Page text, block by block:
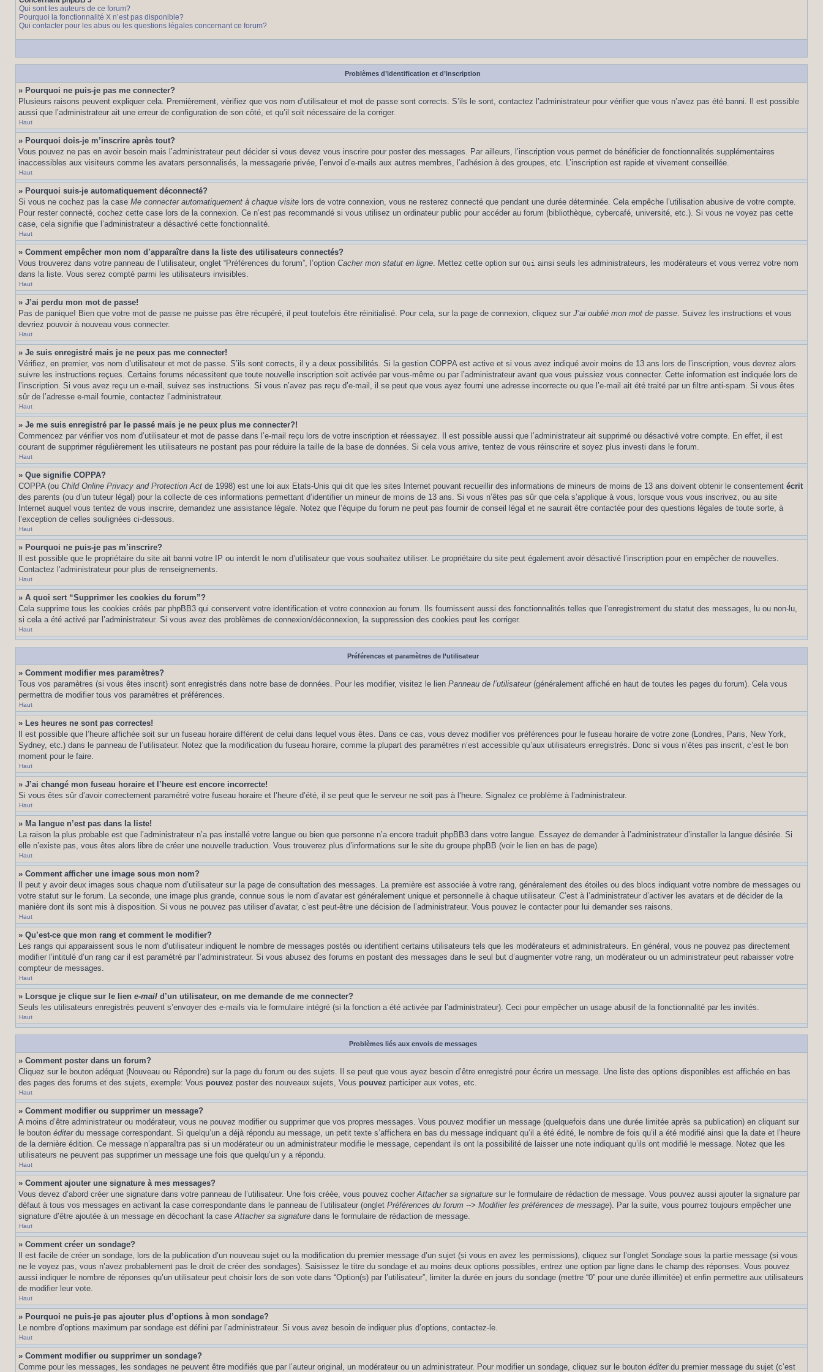
Qui sont les auteurs de ce forum?
Pourquoi la fonctionnalité X n’est pas disponible?
Qui contacter pour les abus ou les questions légales concernant ce forum?
Problèmes d’identification et d’inscription
» Pourquoi ne puis-je pas me connecter?
Plusieurs raisons peuvent expliquer cela. Premièrement, vérifiez que vos nom d’utilisateur et mot de passe sont corrects. S’ils le sont, contactez l’administrateur pour vérifier que vous n’avez pas été banni. Il est possible
aussi que l’administrateur ait une erreur de configuration de son côté, et qu’il soit nécessaire de la corriger.
Haut
» Pourquoi dois-je m’inscrire après tout?
Vous pouvez ne pas en avoir besoin mais l’administrateur peut décider si vous devez vous inscrire pour poster des messages. Par ailleurs, l’inscription vous permet de bénéficier de fonctionnalités supplémentaires
inaccessibles aux visiteurs comme les avatars personnalisés, la messagerie privée, l’envoi d’e-mails aux autres membres, l’adhésion à des groupes, etc. L’inscription est rapide et vivement conseillée.
Haut
» Pourquoi suis-je automatiquement déconnecté?
Si vous ne cochez pas la case Me connecter automatiquement à chaque visite lors de votre connexion, vous ne resterez connecté que pendant une durée déterminée. Cela empêche l’utilisation abusive de votre compte.
Pour rester connecté, cochez cette case lors de la connexion. Ce n’est pas recommandé si vous utilisez un ordinateur public pour accéder au forum (bibliothèque, cybercafé, université, etc.). Si vous ne voyez pas cette
case, cela signifie que l’administrateur a désactivé cette fonctionnalité.
Haut
» Comment empêcher mon nom d’apparaître dans la liste des utilisateurs connectés?
Vous trouverez dans votre panneau de l’utilisateur, onglet “Préférences du forum”, l’option Cacher mon statut en ligne. Mettez cette option sur Oui ainsi seuls les administrateurs, les modérateurs et vous verrez votre nom
dans la liste. Vous serez compté parmi les utilisateurs invisibles.
Haut
» J’ai perdu mon mot de passe!
Pas de panique! Bien que votre mot de passe ne puisse pas être récupéré, il peut toutefois être réinitialisé. Pour cela, sur la page de connexion, cliquez sur J’ai oublié mon mot de passe. Suivez les instructions et vous
devriez pouvoir à nouveau vous connecter.
Haut
» Je suis enregistré mais je ne peux pas me connecter!
Vérifiez, en premier, vos nom d’utilisateur et mot de passe. S’ils sont corrects, il y a deux possibilités. Si la gestion COPPA est active et si vous avez indiqué avoir moins de 13 ans lors de l’inscription, vous devrez alors
suivre les instructions reçues. Certains forums nécessitent que toute nouvelle inscription soit activée par vous-même ou par l’administrateur avant que vous puissiez vous connecter. Cette information est indiquée lors de
l’inscription. Si vous avez reçu un e-mail, suivez ses instructions. Si vous n’avez pas reçu d’e-mail, il se peut que vous ayez fourni une adresse incorrecte ou que l’e-mail ait été traité par un filtre anti-spam. Si vous êtes
sûr de l’adresse e-mail fournie, contactez l’administrateur.
Haut
» Je me suis enregistré par le passé mais je ne peux plus me connecter?!
Commencez par vérifier vos nom d’utilisateur et mot de passe dans l’e-mail reçu lors de votre inscription et réessayez. Il est possible aussi que l’administrateur ait supprimé ou désactivé votre compte. En effet, il est
courant de supprimer régulièrement les utilisateurs ne postant pas pour réduire la taille de la base de données. Si cela vous arrive, tentez de vous réinscrire et soyez plus investi dans le forum.
Haut
» Que signifie COPPA?
COPPA (ou Child Online Privacy and Protection Act de 1998) est une loi aux Etats-Unis qui dit que les sites Internet pouvant recueillir des informations de mineurs de moins de 13 ans doivent obtenir le consentement écrit
des parents (ou d’un tuteur légal) pour la collecte de ces informations permettant d’identifier un mineur de moins de 13 ans. Si vous n’êtes pas sûr que cela s’applique à vous, lorsque vous vous inscrivez, ou au site
Internet auquel vous tentez de vous inscrire, demandez une assistance légale. Notez que l’équipe du forum ne peut pas fournir de conseil légal et ne saurait être contactée pour des questions légales de toute sorte, à
l’exception de celles soulignées ci-dessous.
Haut
» Pourquoi ne puis-je pas m’inscrire?
Il est possible que le propriétaire du site ait banni votre IP ou interdit le nom d’utilisateur que vous souhaitez utiliser. Le propriétaire du site peut également avoir désactivé l’inscription pour en empêcher de nouvelles.
Contactez l’administrateur pour plus de renseignements.
Haut
» A quoi sert “Supprimer les cookies du forum”?
Cela supprime tous les cookies créés par phpBB3 qui conservent votre identification et votre connexion au forum. Ils fournissent aussi des fonctionnalités telles que l’enregistrement du statut des messages, lu ou non-lu,
si cela a été activé par l’administrateur. Si vous avez des problèmes de connexion/déconnexion, la suppression des cookies peut les corriger.
Haut
Préférences et paramètres de l’utilisateur
» Comment modifier mes paramètres?
Tous vos paramètres (si vous êtes inscrit) sont enregistrés dans notre base de données. Pour les modifier, visitez le lien Panneau de l’utilisateur(généralement affiché en haut de toutes les pages du forum). Cela vous
permettra de modifier tous vos paramètres et préférences.
Haut
» Les heures ne sont pas correctes!
Il est possible que l’heure affichée soit sur un fuseau horaire différent de celui dans lequel vous êtes. Dans ce cas, vous devez modifier vos préférences pour le fuseau horaire de votre zone (Londres, Paris, New York,
Sydney, etc.) dans le panneau de l’utilisateur. Notez que la modification du fuseau horaire, comme la plupart des paramètres n’est accessible qu’aux utilisateurs enregistrés. Donc si vous n’êtes pas inscrit, c’est le bon
moment pour le faire.
Haut
» J’ai changé mon fuseau horaire et l’heure est encore incorrecte!
Si vous êtes sûr d’avoir correctement paramétré votre fuseau horaire et l’heure d’été, il se peut que le serveur ne soit pas à l’heure. Signalez ce problème à l’administrateur.
Haut
» Ma langue n’est pas dans la liste!
La raison la plus probable est que l’administrateur n’a pas installé votre langue ou bien que personne n’a encore traduit phpBB3 dans votre langue. Essayez de demander à l’administrateur d’installer la langue désirée. Si
elle n’existe pas, vous êtes alors libre de créer une nouvelle traduction. Vous trouverez plus d’informations sur le site du groupe phpBB (voir le lien en bas de page).
Haut
» Comment afficher une image sous mon nom?
Il peut y avoir deux images sous chaque nom d’utilisateur sur la page de consultation des messages. La première est associée à votre rang, généralement des étoiles ou des blocs indiquant votre nombre de messages ou
votre statut sur le forum. La seconde, une image plus grande, connue sous le nom d’avatar est généralement unique et personnelle à chaque utilisateur. C’est à l’administrateur d’activer les avatars et de décider de la
manière dont ils sont mis à disposition. Si vous ne pouvez pas utiliser d’avatar, c’est peut-être une décision de l’administrateur. Vous pouvez le contacter pour lui demander ses raisons.
Haut
» Qu’est-ce que mon rang et comment le modifier?
Les rangs qui apparaissent sous le nom d’utilisateur indiquent le nombre de messages postés ou identifient certains utilisateurs tels que les modérateurs et administrateurs. En général, vous ne pouvez pas directement
modifier l’intitulé d’un rang car il est paramétré par l’administrateur. Si vous abusez des forums en postant des messages dans le seul but d’augmenter votre rang, un modérateur ou un administrateur peut rabaisser votre
compteur de messages.
Haut
» Lorsque je clique sur le lien e-mail d’un utilisateur, on me demande de me connecter?
Seuls les utilisateurs enregistrés peuvent s’envoyer des e-mails via le formulaire intégré (si la fonction a été activée par l’administrateur). Ceci pour empêcher un usage abusif de la fonctionnalité par les invités.
Haut
Problèmes liés aux envois de messages
» Comment poster dans un forum?
Cliquez sur le bouton adéquat (Nouveau ou Répondre) sur la page du forum ou des sujets. Il se peut que vous ayez besoin d’être enregistré pour écrire un message. Une liste des options disponibles est affichée en bas
des pages des forums et des sujets, exemple: Vous pouvez poster des nouveaux sujets, Vous pouvez participer aux votes, etc.
Haut
» Comment modifier ou supprimer un message?
A moins d’être administrateur ou modérateur, vous ne pouvez modifier ou supprimer que vos propres messages. Vous pouvez modifier un message (quelquefois dans une durée limitée après sa publication) en cliquant sur
le bouton éditerdu message correspondant. Si quelqu’un a déjà répondu au message, un petit texte s’affichera en bas du message indiquant qu’il a été édité, le nombre de fois qu’il a été modifié ainsi que la date et l’heure
de la dernière édition. Ce message n’apparaîtra pas si un modérateur ou un administrateur modifie le message, cependant ils ont la possibilité de laisser une note indiquant qu’ils ont modifié le message. Notez que les
utilisateurs ne peuvent pas supprimer un message une fois que quelqu’un y a répondu.
Haut
» Comment ajouter une signature à mes messages?
Vous devez d’abord créer une signature dans votre panneau de l’utilisateur. Une fois créée, vous pouvez cocherAttacher sa signature sur le formulaire de rédaction de message. Vous pouvez aussi ajouter la signature par
défaut à tous vos messages en activant la case correspondante dans le panneau de l’utilisateur (onglet Préférences du forum --> Modifier les préférences de message). Par la suite, vous pourrez toujours empêcher une
signature d’être ajoutée à un message en décochant la caseAttacher sa signature dans le formulaire de rédaction de message.
Haut
» Comment créer un sondage?
Il est facile de créer un sondage, lors de la publication d’un nouveau sujet ou la modification du premier message d’un sujet (si vous en avez les permissions), cliquez sur l’onglet Sondage sous la partie message (si vous
ne le voyez pas, vous n’avez probablement pas le droit de créer des sondages). Saisissez le titre du sondage et au moins deux options possibles, entrez une option par ligne dans le champ des réponses. Vous pouvez
aussi indiquer le nombre de réponses qu’un utilisateur peut choisir lors de son vote dans “Option(s) par l’utilisateur”, limiter la durée en jours du sondage (mettre “0” pour une durée illimitée) et enfin permettre aux utilisateurs
de modifier leur vote.
Haut
» Pourquoi ne puis-je pas ajouter plus d’options à mon sondage?
Le nombre d’options maximum par sondage est défini par l’administrateur. Si vous avez besoin de indiquer plus d’options, contactez-le.
Haut
» Comment modifier ou supprimer un sondage?
Comme pour les messages, les sondages ne peuvent être modifiés que par l’auteur original, un modérateur ou un administrateur. Pour modifier un sondage, cliquez sur le bouton éditerdu premier message du sujet (c’est